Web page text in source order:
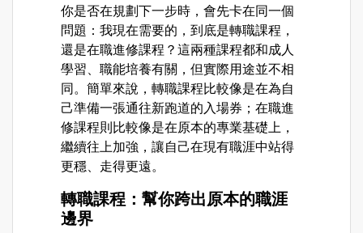
你是否在規劃下一步時，會先卡在同一個
問題：我現在需要的，到底是轉職課程，
還是在職進修課程？這兩種課程都和成人
學習、職能培養有關，但實際用途並不相
同。簡單來說，轉職課程比較像是在為自
己準備一張通往新跑道的入場券；在職進
修課程則比較像是在原本的專業基礎上，
繼續往上加強，讓自己在現有職涯中站得
更穩、走得更遠。
轉職課程：幫你跨出原本的職涯
邊界